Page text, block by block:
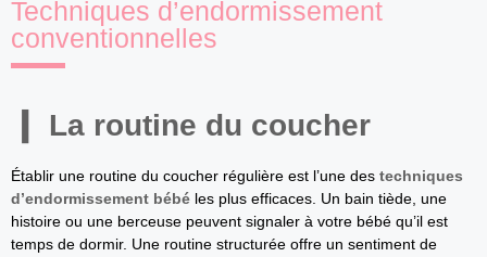
Techniques d’endormissement
conventionnelles
La routine du coucher
Établir une routine du coucher régulière est l’une des techniques
d’endormissement bébé les plus efficaces. Un bain tiède, une
histoire ou une berceuse peuvent signaler à votre bébé qu’il est
temps de dormir. Une routine structurée offre un sentiment de